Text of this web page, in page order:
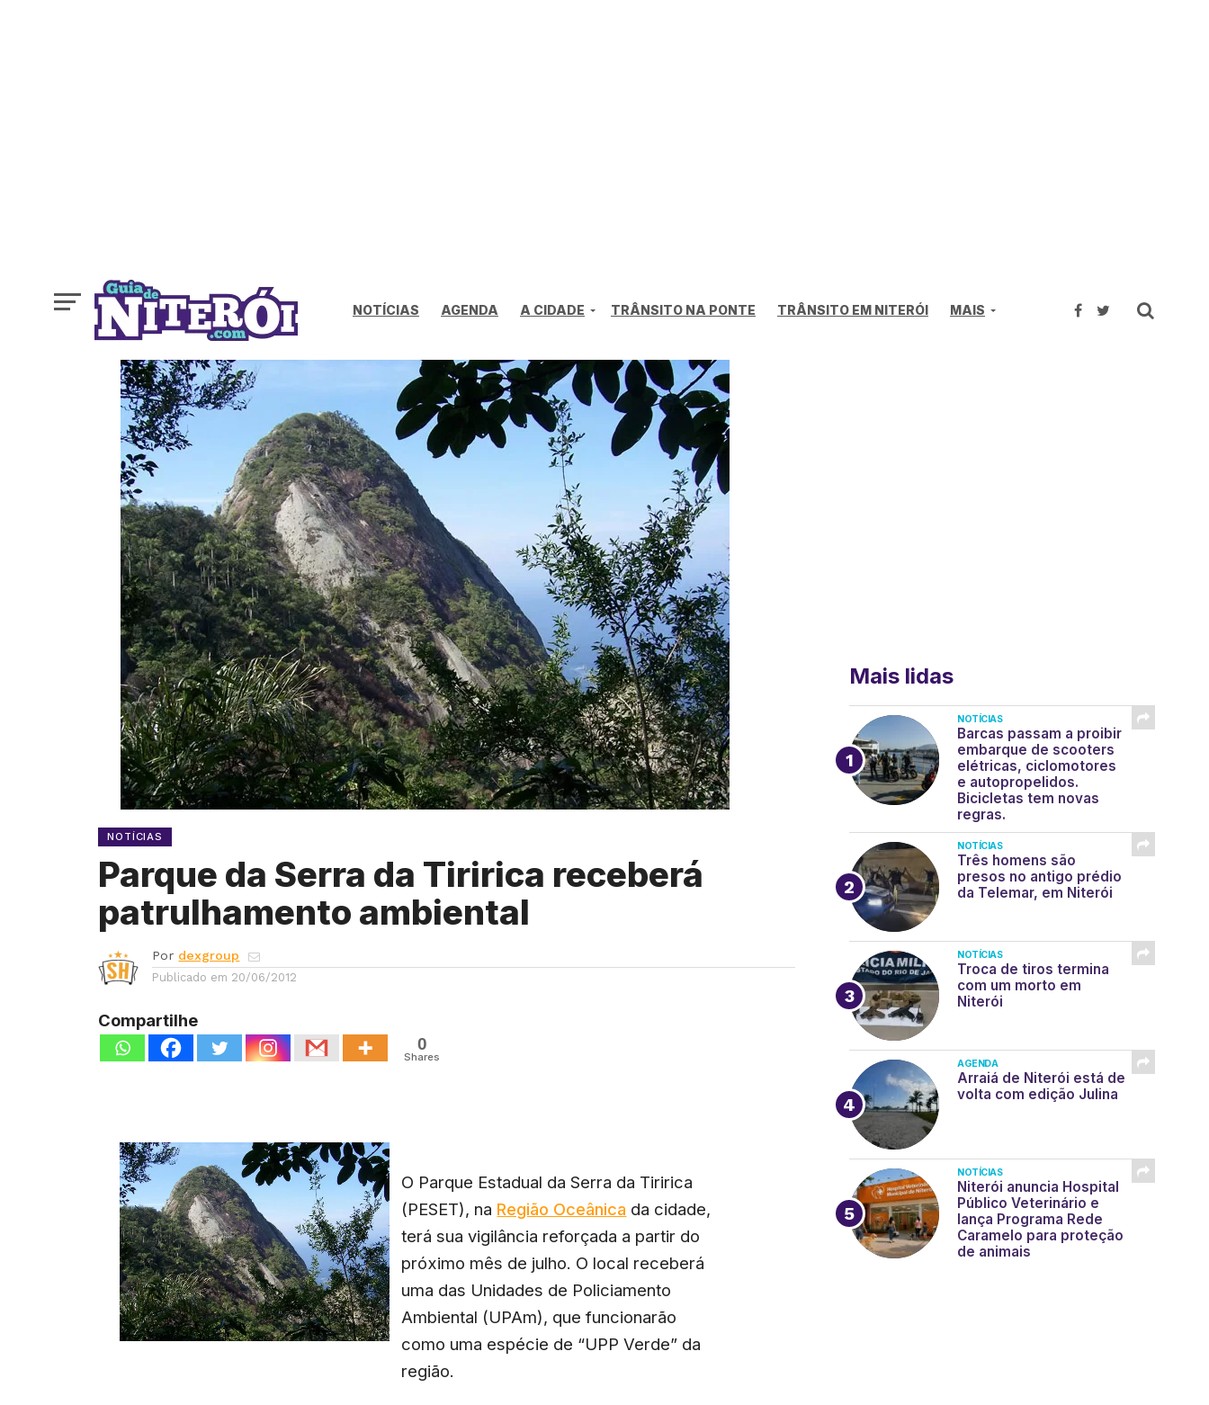
NOTÍCIAS AGENDA A CIDADE TRÂNSITO NA PONTE TRÂNSITO EM NITERÓI MAIS
NOTÍCIAS
Parque da Serra da Tiririca receberá
patrulhamento ambiental
Por dexgroup
Publicado em 20/06/2012
Compartilhe
0
Shares
O Parque Estadual da Serra da Tiririca
(PESET), na Região Oceânica da cidade,
terá sua vigilância reforçada a partir do
próximo mês de julho. O local receberá
uma das Unidades de Policiamento
Ambiental (UPAm), que funcionarão
como uma espécie de “UPP Verde” da
região.
Mais lidas
NOTÍCIAS
Barcas passam a proibir
embarque de scooters
elétricas, ciclomotores
e autopropelidos.
Bicicletas tem novas
regras.
NOTÍCIAS
Três homens são
presos no antigo prédio
da Telemar, em Niterói
NOTÍCIAS
Troca de tiros termina
com um morto em
Niterói
AGENDA
Arraiá de Niterói está de
volta com edição Julina
NOTÍCIAS
Niterói anuncia Hospital
Público Veterinário e
lança Programa Rede
Caramelo para proteção
de animais